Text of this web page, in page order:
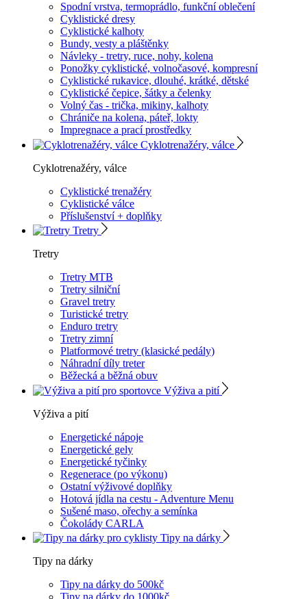
Spodní vrstva, termoprádlo, funkční oblečení
Cyklistické dresy
Cyklistické kalhoty
Bundy, vesty a pláštěnky
Návleky - tretry, ruce, nohy, kolena
Ponožky cyklistické, volnočasové, kompresní
Cyklistické rukavice, dlouhé, krátké, dětské
Cyklistické čepice, šátky a čelenky
Volný čas - trička, mikiny, kalhoty
Chrániče na kolena, páteř, lokty
Impregnace a prací prostředky
Cyklotrenažéry, válce
Cyklotrenažéry, válce
Cyklistické trenažéry
Cyklistické válce
Příslušenství + doplňky
Tretry
Tretry
Tretry MTB
Tretry silniční
Gravel tretry
Turistické tretry
Enduro tretry
Tretry zimní
Platformové tretry (klasické pedály)
Náhradní díly treter
Běžecká a běžná obuv
Výživa a pití
Výživa a pití
Energetické nápoje
Energetické gely
Energetické tyčinky
Regenerace (po výkonu)
Ostatní výživové doplňky
Hotová jídla na cestu - Adventure Menu
Sušené maso, ořechy a semínka
Čokolády CARLA
Tipy na dárky
Tipy na dárky
Tipy na dárky do 500kč